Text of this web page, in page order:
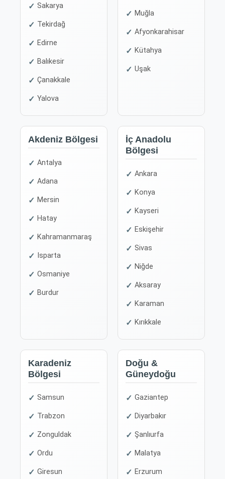
Sakarya
Tekirdağ
Edirne
Balıkesir
Çanakkale
Yalova
Muğla
Afyonkarahisar
Kütahya
Uşak
Akdeniz Bölgesi
Antalya
Adana
Mersin
Hatay
Kahramanmaraş
Isparta
Osmaniye
Burdur
İç Anadolu
Bölgesi
Ankara
Konya
Kayseri
Eskişehir
Sivas
Niğde
Aksaray
Karaman
Kırıkkale
Karadeniz
Bölgesi
Samsun
Trabzon
Zonguldak
Ordu
Giresun
Doğu &
Güneydoğu
Gaziantep
Diyarbakır
Şanlıurfa
Malatya
Erzurum